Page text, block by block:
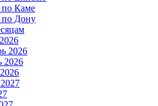
Каме
Дону
2026
2026